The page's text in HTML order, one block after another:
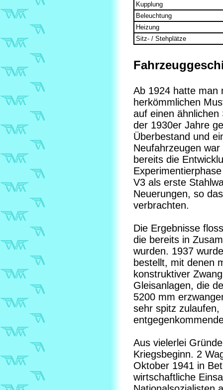
Kupplung
Beleuchtung
Heizung
Sitz- / Stehplätze
Ab 1924 hatte man
herkömmlichen
auf einen
der 1930er Jahre
Überbestand und
Neufahrzeugen
bereits die
V3 als erste
Neuerungen, so
verbrachten.
Die Ergebnisse
die bereits in
wurden. 1937
bestellt, mit denen
konstruktiver
Gleisanlagen, die
5200 mm
sehr spitz zulaufen,
Aus vielerlei
Kriegsbeginn. 2
Oktober 1941 in
wirtschaftliche